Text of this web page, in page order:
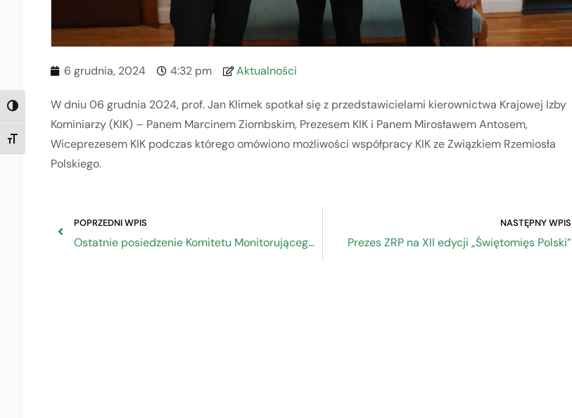
TOGGLE HIGH CONTRAST
TOGGLE FONT SIZE
6 grudnia, 2024 4:32 pm Aktualności
W dniu 06 grudnia 2024, prof. Jan Klimek spotkał się z przedstawicielami kierownictwa Krajowej Izby
Kominiarzy (KIK) – Panem Marcinem Ziombskim, Prezesem KIK i Panem Mirosławem Antosem,
Wiceprezesem KIK podczas którego omówiono możliwości współpracy KIK ze Związkiem Rzemiosła
Polskiego.
POPRZEDNI WPIS
Ostatnie posiedzenie Komitetu Monitorującego Programu Pomoc Techniczna 2014-2020
NASTĘPNY WPIS
Prezes ZRP na XII edycji „Świętomięs Polski”